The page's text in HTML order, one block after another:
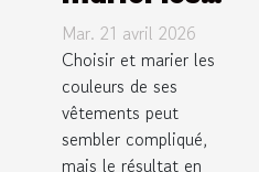
couleurs de
vos
vêtements
pour un look
harmonieux
Mar. 21 avril 2026
Choisir et marier les
couleurs de ses
vêtements peut
sembler compliqué,
mais le résultat en